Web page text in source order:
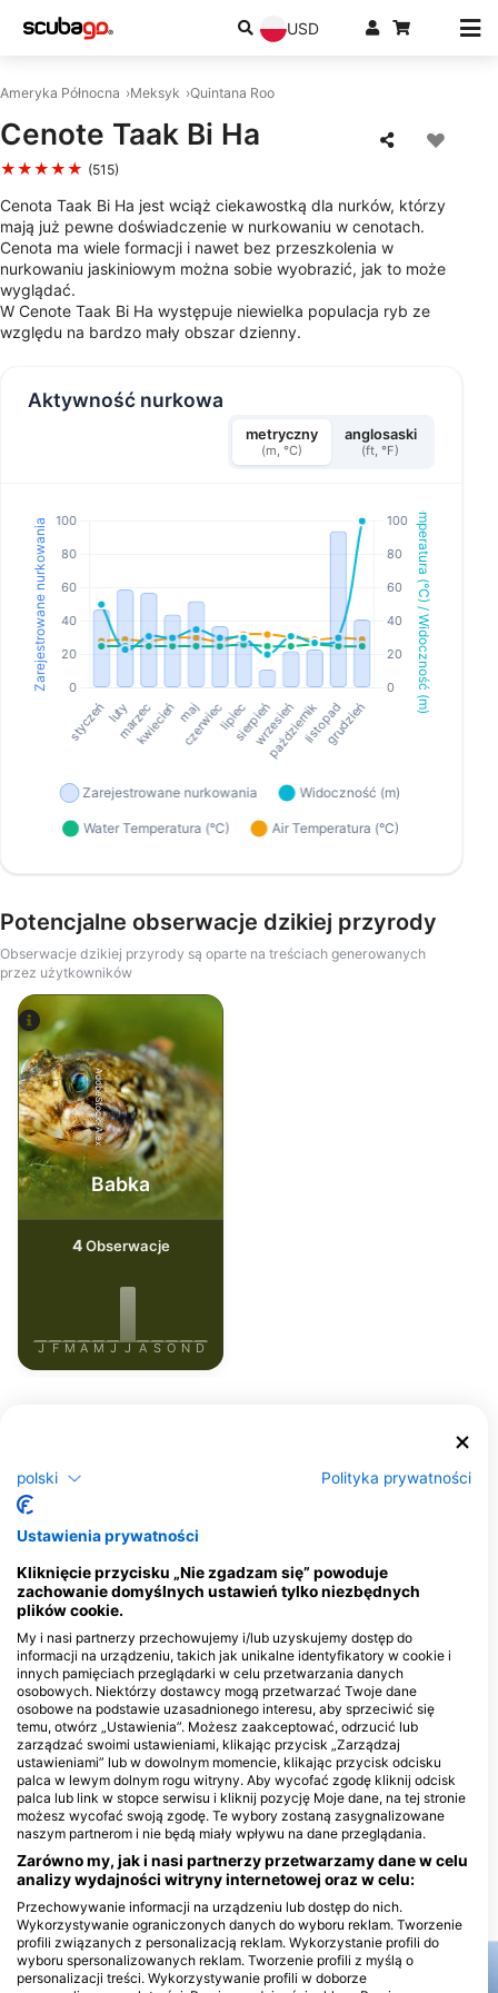
USD
Ameryka Północna Meksyk Quintana Roo
Cenote Taak Bi Ha
★★★★★ (515)
Cenota Taak Bi Ha jest wciąż ciekawostką dla nurków, którzy
mają już pewne doświadczenie w nurkowaniu w cenotach.
Cenota ma wiele formacji i nawet bez przeszkolenia w
nurkowaniu jaskiniowym można sobie wyobrazić, jak to może
wyglądać.
W Cenote Taak Bi Ha występuje niewielka populacja ryb ze
względu na bardzo mały obszar dzienny.
Aktywność nurkowa
metryczny
(m, °C)
anglosaski
(ft, °F)
Potencjalne obserwacje dzikiej przyrody
Obserwacje dzikiej przyrody są oparte na treściach generowanych
przez użytkowników
AdobeStock-Alex
Babka
4Obserwacje
J F M A M J J A S O N D
scuba10, Gerardo e Irene
AV 10 #211 ENTRE CALLE 10 Y 12,
77710 PLAYA DEL CARMEN, QR -
Meksyk
Meksyk
The Dive Machine
Calle 6 norte bis, #227.
Entre Avenida 30 y 35,
77710 Playa del Carmen,
QR - Meksyk
Scuba Tulum
Calle 16 Sur MZ 744, 77760
Tulum, QR - Meksyk
Get Wet Dive Shop
Andromeda Ote Mz 6, Lt. 9A,
77760 Tulum, QR - Meksyk
Phantom Divers
Avenida 1era norte
27 Lt. 005, 77710
del Carmen, QR -
Av. 40 Mz 68 Lt 1,
calle 4 Nte y 4 Bis,
Playa del Carmen,
Meksyk
Calle 4 norte entre
ZFM Playa, 77710
del Carmen, QR -
MIEJSCA NURKOWE W POBLIŻU
polski Polityka prywatności
Ustawienia prywatności
Kliknięcie przycisku „Nie zgadzam się” powoduje
zachowanie domyślnych ustawień tylko niezbędnych
plików cookie.
My i nasi partnerzy przechowujemy i/lub uzyskujemy dostęp do
informacji na urządzeniu, takich jak unikalne identyfikatory w cookie i
innych pamięciach przeglądarki w celu przetwarzania danych
osobowych. Niektórzy dostawcy mogą przetwarzać Twoje dane
osobowe na podstawie uzasadnionego interesu, aby sprzeciwić się
temu, otwórz „Ustawienia”. Możesz zaakceptować, odrzucić lub
zarządzać swoimi ustawieniami, klikając przycisk „Zarządzaj
ustawieniami” lub w dowolnym momencie, klikając przycisk odcisku
palca w lewym dolnym rogu witryny. Aby wycofać zgodę kliknij odcisk
palca lub link w stopce serwisu i kliknij pozycję Moje dane, na tej stronie
możesz wycofać swoją zgodę. Te wybory zostaną zasygnalizowane
naszym partnerom i nie będą miały wpływu na dane przeglądania.
Zarówno my, jak i nasi partnerzy przetwarzamy dane w celu
analizy wydajności witryny internetowej oraz w celu:
Przechowywanie informacji na urządzeniu lub dostęp do nich.
Wykorzystywanie ograniczonych danych do wyboru reklam. Tworzenie
profili związanych z personalizacją reklam. Wykorzystanie profili do
wyboru spersonalizowanych reklam. Tworzenie profili z myślą o
personalizacji treści. Wykorzystywanie profili w doborze